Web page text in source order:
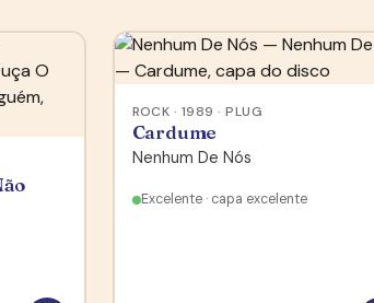
ROCK · 1989 · PLUG
Cardume
Nenhum De Nós
Excelente · capa excelente